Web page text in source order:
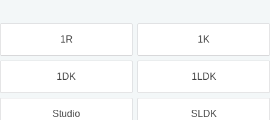
1R 1K
1DK 1LDK
Studio SLDK